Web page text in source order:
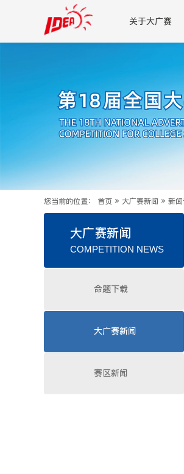
关于大广赛
您当前的位置： 首页 » 大广赛新闻 » 新
大广赛新闻
COMPETITION NEWS
命题下载
大广赛新闻
赛区新闻